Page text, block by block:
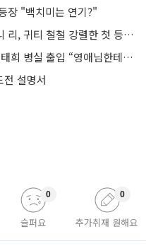
장 "백치미는 연기?"
수목드라마 '용팔이' 스테파니 리, 귀티 철철 강렬한 첫 등장 '몸매가 예술'
수목드라마 ‘용팔이’ 주원, 김태희 병실 출입 “영애님한테 인사 시켜”
전 설명서
슬퍼요
0
추가취재 원해요
0